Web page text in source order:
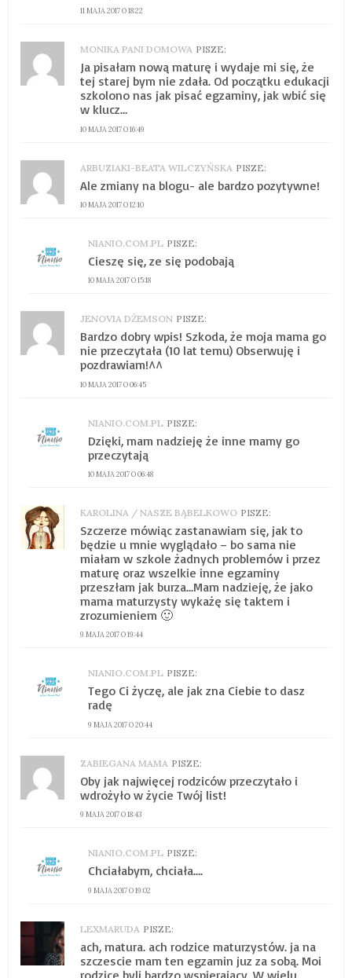
11 MAJA 2017 O 18:22
MONIKA PANI DOMOWA PISZE:
10 MAJA 2017 O 16:49
Ja pisałam nową maturę i wydaje mi się, że
tej starej bym nie zdała. Od początku edukacji
szkolono nas jak pisać egzaminy, jak wbić się
w klucz…
ARBUZIAKI-BEATA WILCZYŃSKA PISZE:
10 MAJA 2017 O 12:10
Ale zmiany na blogu- ale bardzo pozytywne!
NIANIO.COM.PL PISZE:
10 MAJA 2017 O 15:18
Cieszę się, ze się podobają
JENOVIA DŻEMSON PISZE:
10 MAJA 2017 O 06:45
Bardzo dobry wpis! Szkoda, że moja mama go
nie przeczytała (10 lat temu) Obserwuję i
pozdrawiam!^^
NIANIO.COM.PL PISZE:
10 MAJA 2017 O 06:48
Dzięki, mam nadzieję że inne mamy go
przeczytają
KAROLINA / NASZE BĄBELKOWO PISZE:
9 MAJA 2017 O 19:44
Szczerze mówiąc zastanawiam się, jak to
będzie u mnie wyglądało – bo sama nie
miałam w szkole żadnych problemów i przez
maturę oraz wszelkie inne egzaminy
przeszłam jak burza…Mam nadzieję, że jako
mama maturzysty wykażę się taktem i
zrozumieniem 🙂
NIANIO.COM.PL PISZE:
9 MAJA 2017 O 20:44
Tego Ci życzę, ale jak zna Ciebie to dasz
radę
ZABIEGANA MAMA PISZE:
9 MAJA 2017 O 18:43
Oby jak najwięcej rodziców przeczytało i
wdrożyło w życie Twój list!
NIANIO.COM.PL PISZE:
9 MAJA 2017 O 19:02
Chciałabym, chciała….
LEXMARUDA PISZE:
ach, matura. ach rodzice maturzystów. ja na
szczescie mam ten egzamin juz za sobą. Moi
rodzice byli bardzo wspierający. W wielu